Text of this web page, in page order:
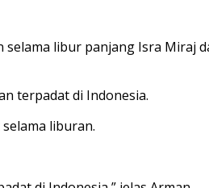
libur panjang Isra Miraj
terpadat di Indonesia.
liburan.